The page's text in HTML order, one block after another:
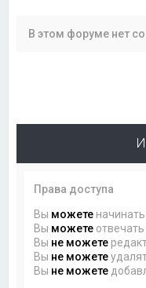
В этом форуме нет
Права доступа
Вы можете
Вы можете
Вы не можете
Вы не можете
Вы не можете